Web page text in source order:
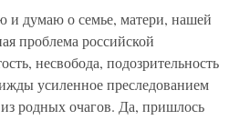
и думаю о семье, матери, нашей
проблема российской
несвобода, подозрительность
усиленное преследованием
родных очагов. Да, пришлось